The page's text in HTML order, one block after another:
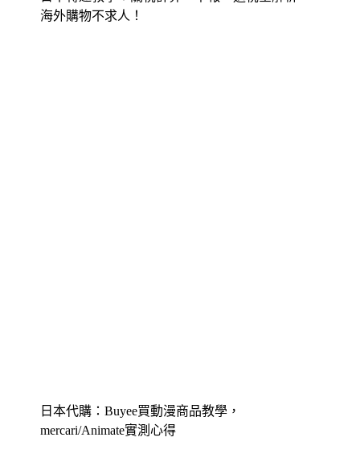
海外購物不求人！
日本代購：Buyee買動漫商品教學，
mercari/Animate實測心得